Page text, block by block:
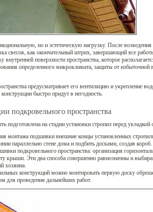
но и эстетическую нагрузку. После
свесов, как окончательный штрих, завершающий все
поверхности пространства, которое
определенного микроклимата, защиты от избыточной
предусматривает его вентиляцию и укрепление
быстро придут в негодность.
подкровельного пространства
подготовлена на стадии установки стропил перед укладкой
монтажа подшивки внешние концы установленных
параллельно стене дома и подбить досками, создав короб.
подкровельного пространства: организация
крыши. Эти два способа совершенно равнозначны и
хозяина.
конструкций можно монтировать первую доску
для проведения дальнейших работ.